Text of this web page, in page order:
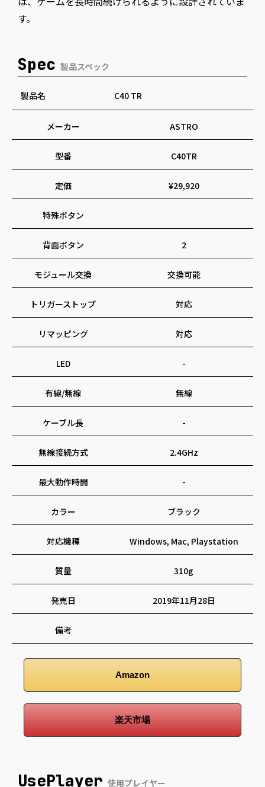
す。
Spec 製品スペック
製品名 C40 TR
メーカー ASTRO
型番 C40TR
定価 ¥29,920
特殊ボタン
背面ボタン 2
モジュール交換 交換可能
トリガーストップ 対応
リマッピング 対応
LED -
有線/無線 無線
ケーブル長 -
無線接続方式 2.4GHz
最大動作時間 -
カラー ブラック
対応機種 Windows, Mac, Playstation
質量 310g
発売日 2019年11月28日
備考
Amazon
楽天市場
UsePlayer 使用プレイヤー